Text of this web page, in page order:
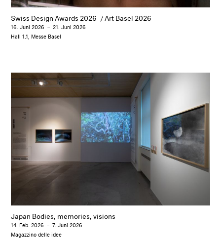
Swiss Design Awards 2026 / Art Basel 2026
16. Juni 2026 – 21. Juni 2026
Hall 1.1, Messe Basel
Japan Bodies, memories, visions
14. Feb. 2026 –7. Juni 2026
Magazzino delle idee